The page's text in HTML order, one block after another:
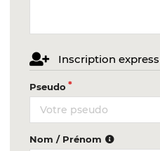
Inscription express
Pseudo
Nom / Prénom